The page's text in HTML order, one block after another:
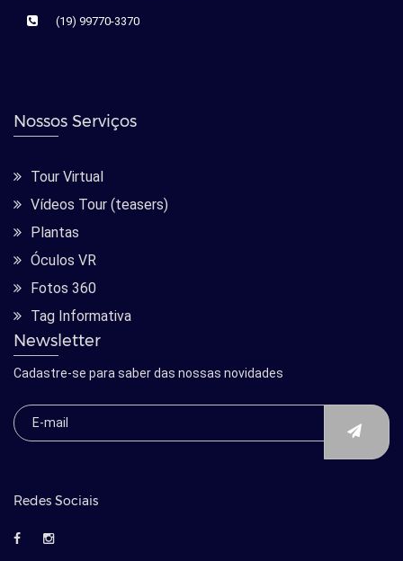
(19) 99770-3370
Nossos Serviços
Tour Virtual
Vídeos Tour (teasers)
Plantas
Óculos VR
Fotos 360
Tag Informativa
Newsletter
Cadastre-se para saber das nossas novidades
Redes Sociais